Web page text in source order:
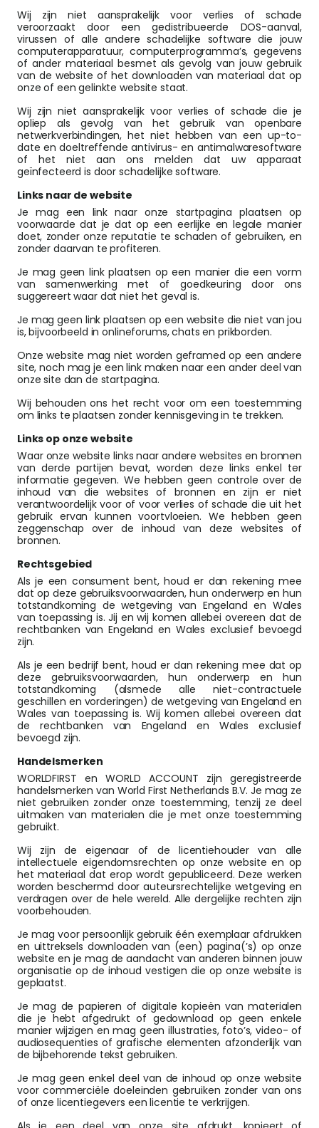
Wij zijn niet aansprakelijk voor verlies of schade
veroorzaakt door een gedistribueerde DOS-aanval,
virussen of alle andere schadelijke software die jouw
computerapparatuur, computerprogramma’s, gegevens
of ander materiaal besmet als gevolg van jouw gebruik
van de website of het downloaden van materiaal dat op
onze of een gelinkte website staat.
Wij zijn niet aansprakelijk voor verlies of schade die je
opliep als gevolg van het gebruik van openbare
netwerkverbindingen, het niet hebben van een up-to-
date en doeltreffende antivirus- en antimalwaresoftware
of het niet aan ons melden dat uw apparaat
geïnfecteerd is door schadelijke software.
Links naar de website
Je mag een link naar onze startpagina plaatsen op
voorwaarde dat je dat op een eerlijke en legale manier
doet, zonder onze reputatie te schaden of gebruiken, en
zonder daarvan te profiteren.
Je mag geen link plaatsen op een manier die een vorm
van samenwerking met of goedkeuring door ons
suggereert waar dat niet het geval is.
Je mag geen link plaatsen op een website die niet van jou
is, bijvoorbeeld in onlineforums, chats en prikborden.
Onze website mag niet worden geframed op een andere
site, noch mag je een link maken naar een ander deel van
onze site dan de startpagina.
Wij behouden ons het recht voor om een toestemming
om links te plaatsen zonder kennisgeving in te trekken.
Links op onze website
Waar onze website links naar andere websites en bronnen
van derde partijen bevat, worden deze links enkel ter
informatie gegeven. We hebben geen controle over de
inhoud van die websites of bronnen en zijn er niet
verantwoordelijk voor of voor verlies of schade die uit het
gebruik ervan kunnen voortvloeien. We hebben geen
zeggenschap over de inhoud van deze websites of
bronnen.
Rechtsgebied
Als je een consument bent, houd er dan rekening mee
dat op deze gebruiksvoorwaarden, hun onderwerp en hun
totstandkoming de wetgeving van Engeland en Wales
van toepassing is. Jij en wij komen allebei overeen dat de
rechtbanken van Engeland en Wales exclusief bevoegd
zijn.
Als je een bedrijf bent, houd er dan rekening mee dat op
deze gebruiksvoorwaarden, hun onderwerp en hun
totstandkoming (alsmede alle niet-contractuele
geschillen en vorderingen) de wetgeving van Engeland en
Wales van toepassing is. Wij komen allebei overeen dat
de rechtbanken van Engeland en Wales exclusief
bevoegd zijn.
Handelsmerken
WORLDFIRST en WORLD ACCOUNT zijn geregistreerde
handelsmerken van World First Netherlands B.V. Je mag ze
niet gebruiken zonder onze toestemming, tenzij ze deel
uitmaken van materialen die je met onze toestemming
gebruikt.
Wij zijn de eigenaar of de licentiehouder van alle
intellectuele eigendomsrechten op onze website en op
het materiaal dat erop wordt gepubliceerd. Deze werken
worden beschermd door auteursrechtelijke wetgeving en
verdragen over de hele wereld. Alle dergelijke rechten zijn
voorbehouden.
Je mag voor persoonlijk gebruik één exemplaar afdrukken
en uittreksels downloaden van (een) pagina(’s) op onze
website en je mag de aandacht van anderen binnen jouw
organisatie op de inhoud vestigen die op onze website is
geplaatst.
Je mag de papieren of digitale kopieën van materialen
die je hebt afgedrukt of gedownload op geen enkele
manier wijzigen en mag geen illustraties, foto’s, video- of
audiosequenties of grafische elementen afzonderlijk van
de bijbehorende tekst gebruiken.
Je mag geen enkel deel van de inhoud op onze website
voor commerciële doeleinden gebruiken zonder van ons
of onze licentiegevers een licentie te verkrijgen.